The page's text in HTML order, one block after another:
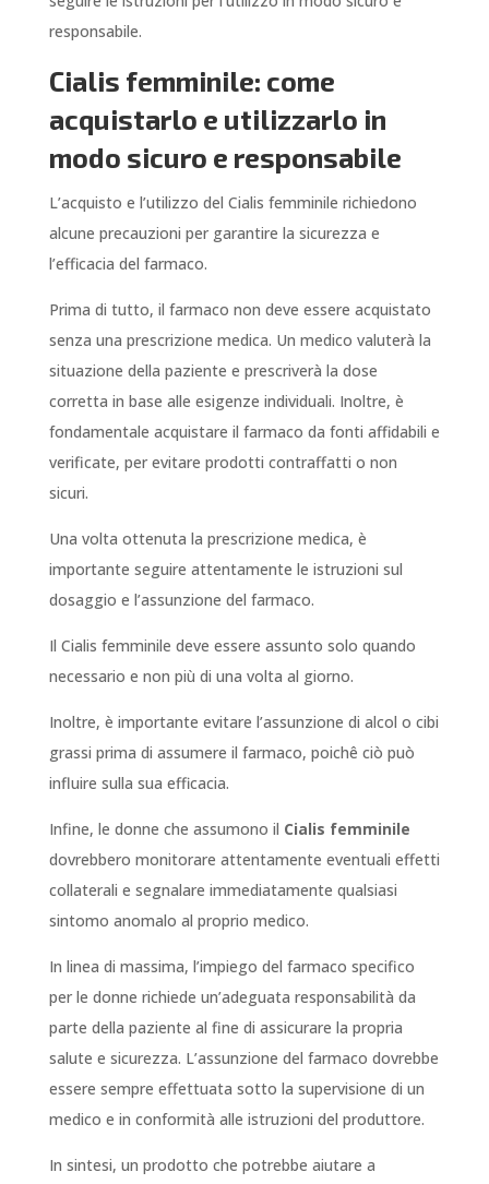
responsabile.
Cialis femminile: come
acquistarlo e utilizzarlo in
modo sicuro e responsabile
L’acquisto e l’utilizzo del Cialis femminile richiedono
alcune precauzioni per garantire la sicurezza e
l’efficacia del farmaco.
Prima di tutto, il farmaco non deve essere acquistato
senza una prescrizione medica. Un medico valuterà la
situazione della paziente e prescriverà la dose
corretta in base alle esigenze individuali. Inoltre, è
fondamentale acquistare il farmaco da fonti affidabili e
verificate, per evitare prodotti contraffatti o non
sicuri.
Una volta ottenuta la prescrizione medica, è
importante seguire attentamente le istruzioni sul
dosaggio e l’assunzione del farmaco.
Il Cialis femminile deve essere assunto solo quando
necessario e non più di una volta al giorno.
Inoltre, è importante evitare l’assunzione di alcol o cibi
grassi prima di assumere il farmaco, poichê ciò può
influire sulla sua efficacia.
Infine, le donne che assumono il Cialis femminile
dovrebbero monitorare attentamente eventuali effetti
collaterali e segnalare immediatamente qualsiasi
sintomo anomalo al proprio medico.
In linea di massima, l’impiego del farmaco specifico
per le donne richiede un’adeguata responsabilità da
parte della paziente al fine di assicurare la propria
salute e sicurezza. L’assunzione del farmaco dovrebbe
essere sempre effettuata sotto la supervisione di un
medico e in conformità alle istruzioni del produttore.
In sintesi, un prodotto che potrebbe aiutare a